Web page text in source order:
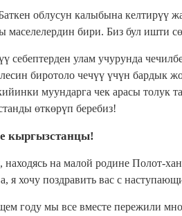
облусун калыбына келтирүү
маселелердин бири. Биз бул ишти
себептерден улам учурунда
биротоло чечүү үчүн бардык
муундарга чек арасы толук
өткөрүп беребиз!
кыргызстанцы!
находясь на малой родине Полот-
я хочу поздравить вас с
году мы все вместе пережили